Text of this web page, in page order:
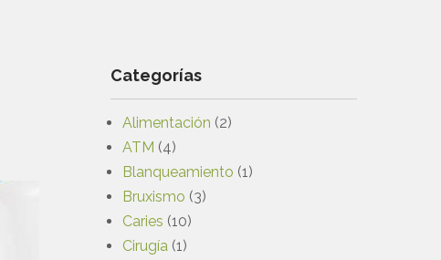
Categorías
Alimentación (2)
ATM (4)
Blanqueamiento (1)
Bruxismo (3)
Caries (10)
Cirugía (1)